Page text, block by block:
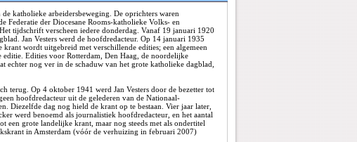
katholieke arbeidersbeweging. De oprichters waren
Federatie der Diocesane Rooms-katholieke Volks- en
tijdschrift verscheen iedere donderdag. Vanaf 19 januari 1920
Jan Vesters werd de hoofdredacteur. Op 14 januari 1935
wordt uitgebreid met verschillende edities; een algemeen
editie. Edities voor Rotterdam, Den Haag, de noordelijke
echter nog ver in de schaduw van het grote katholieke dagblad,
terug. Op 4 oktober 1941 werd Jan Vesters door de bezetter tot
hoofdredacteur uit de gelederen van de Nationaal-
Diezelfde dag nog hield de krant op te bestaan. Vier jaar later,
werd benoemd als journalistiek hoofdredacteur, en het aantal
een grote landelijke krant, maar nog steeds met als ondertitel
in Amsterdam (vóór de verhuizing in februari 2007)